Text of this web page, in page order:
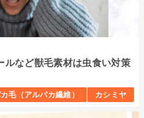
ルなど獣毛素材は虫食い対策
毛（アルパカ繊維） カシミヤ